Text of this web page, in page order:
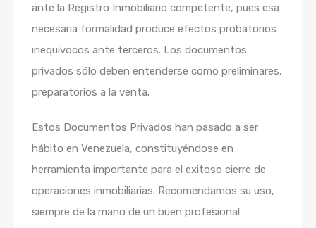
ante la Registro Inmobiliario competente, pues esa
necesaria formalidad produce efectos probatorios
inequívocos ante terceros. Los documentos
privados sólo deben entenderse como preliminares,
preparatorios a la venta.
Estos Documentos Privados han pasado a ser
hábito en Venezuela, constituyéndose en
herramienta importante para el exitoso cierre de
operaciones inmobiliarias. Recomendamos su uso,
siempre de la mano de un buen profesional